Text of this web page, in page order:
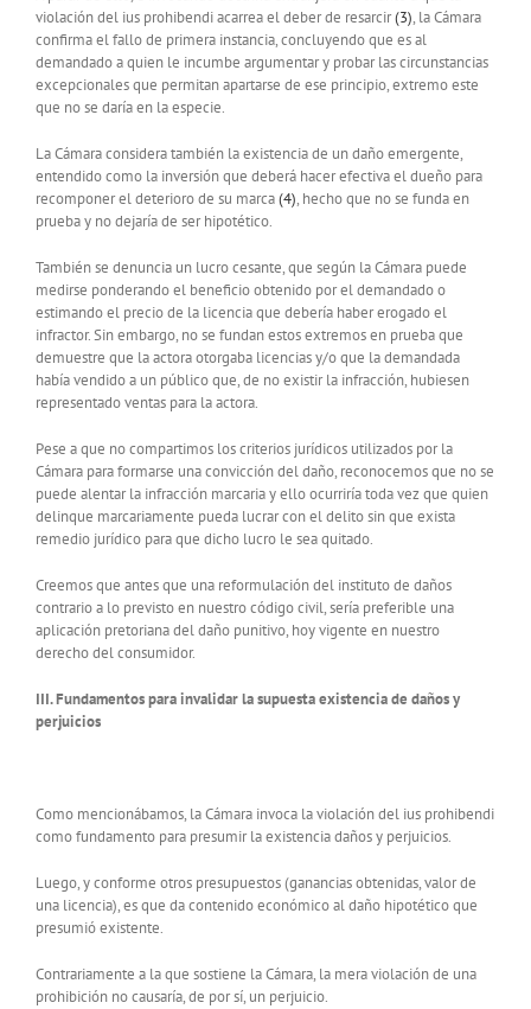
violación del ius prohibendi acarrea el deber de resarcir(3), la Cámara
confirma el fallo de primera instancia, concluyendo que es al
demandado a quien le incumbe argumentar y probar las circunstancias
excepcionales que permitan apartarse de ese principio, extremo este
que no se daría en la especie.
La Cámara considera también la existencia de un daño emergente,
entendido como la inversión que deberá hacer efectiva el dueño para
recomponer el deterioro de su marca(4), hecho que no se funda en
prueba y no dejaría de ser hipotético.
También se denuncia un lucro cesante, que según la Cámara puede
medirse ponderando el beneficio obtenido por el demandado o
estimando el precio de la licencia que debería haber erogado el
infractor. Sin embargo, no se fundan estos extremos en prueba que
demuestre que la actora otorgaba licencias y/o que la demandada
había vendido a un público que, de no existir la infracción, hubiesen
representado ventas para la actora.
Pese a que no compartimos los criterios jurídicos utilizados por la
Cámara para formarse una convicción del daño, reconocemos que no se
puede alentar la infracción marcaria y ello ocurriría toda vez que quien
delinque marcariamente pueda lucrar con el delito sin que exista
remedio jurídico para que dicho lucro le sea quitado.
Creemos que antes que una reformulación del instituto de daños
contrario a lo previsto en nuestro código civil, sería preferible una
aplicación pretoriana del daño punitivo, hoy vigente en nuestro
derecho del consumidor.
III. Fundamentos para invalidar la supuesta existencia de daños y
perjuicios
Como mencionábamos, la Cámara invoca la violación del ius prohibendi
como fundamento para presumir la existencia daños y perjuicios.
Luego, y conforme otros presupuestos (ganancias obtenidas, valor de
una licencia), es que da contenido económico al daño hipotético que
presumió existente.
Contrariamente a la que sostiene la Cámara, la mera violación de una
prohibición no causaría, de por sí, un perjuicio.